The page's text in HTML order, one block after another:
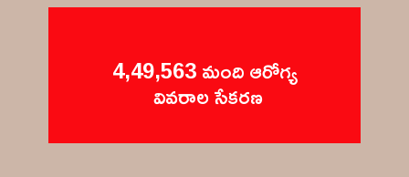
4,49,563 మంది ఆరోగ్య
వివరాల సేకరణ